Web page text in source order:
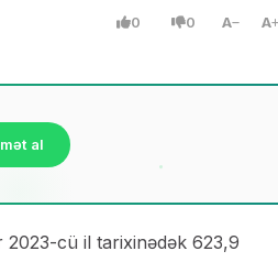
0 0 A A
al
2023-cü il tarixinədək 623,9